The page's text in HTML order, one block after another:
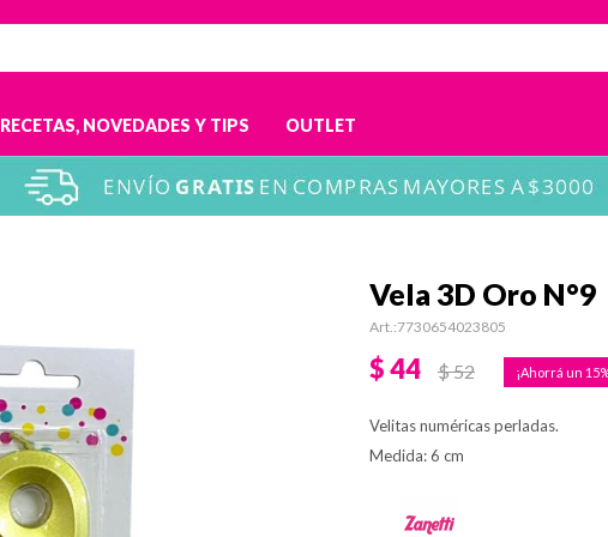
RECETAS, NOVEDADES Y TIPS OUTLET
Vela 3D Oro N°9
7730654023805
$44 $52 15
Velitas numéricas perladas.
Medida: 6 cm